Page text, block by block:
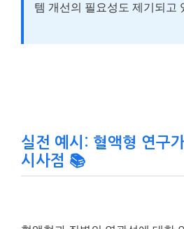
템 개선의 필요성도 제기되고
실전 예시: 혈액형 연구
시사점 📚